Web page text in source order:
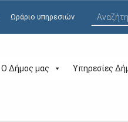
Ο Δήμος μας Υπηρεσίες
Ωράριο υπηρεσιών